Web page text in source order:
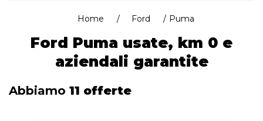
Home Ford Puma
Ford Puma usate, km 0 e
aziendali garantite
Abbiamo 11 offerte